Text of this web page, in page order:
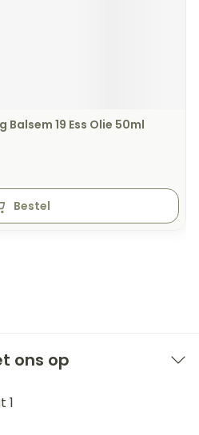
19 Ess Olie 50ml
Bestel
ons op
1